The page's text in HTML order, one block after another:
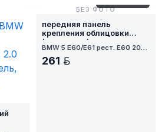
БЕЗ ФОТО
передняя панель
крепления облицовки
(телевизор)
BMW 5 E60/E61 рест. E60 2007
261